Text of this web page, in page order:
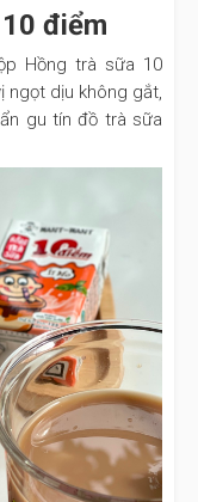
điểm
Hồng trà sữa 10
ngọt dịu không gắt,
gu tín đồ trà sữa